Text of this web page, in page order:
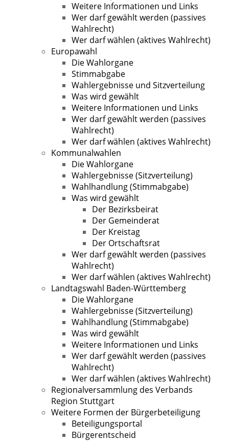
Weitere Informationen und Links
Wer darf gewählt werden (passives
Wahlrecht)
Wer darf wählen (aktives Wahlrecht)
Europawahl
Die Wahlorgane
Stimmabgabe
Wahlergebnisse und Sitzverteilung
Was wird gewählt
Weitere Informationen und Links
Wer darf gewählt werden (passives
Wahlrecht)
Wer darf wählen (aktives Wahlrecht)
Kommunalwahlen
Die Wahlorgane
Wahlergebnisse (Sitzverteilung)
Wahlhandlung (Stimmabgabe)
Was wird gewählt
Der Bezirksbeirat
Der Gemeinderat
Der Kreistag
Der Ortschaftsrat
Wer darf gewählt werden (passives
Wahlrecht)
Wer darf wählen (aktives Wahlrecht)
Landtagswahl Baden-Württemberg
Die Wahlorgane
Wahlergebnisse (Sitzverteilung)
Wahlhandlung (Stimmabgabe)
Was wird gewählt
Weitere Informationen und Links
Wer darf gewählt werden (passives
Wahlrecht)
Wer darf wählen (aktives Wahlrecht)
Regionalversammlung des Verbands
Region Stuttgart
Weitere Formen der Bürgerbeteiligung
Beteiligungsportal
Bürgerentscheid